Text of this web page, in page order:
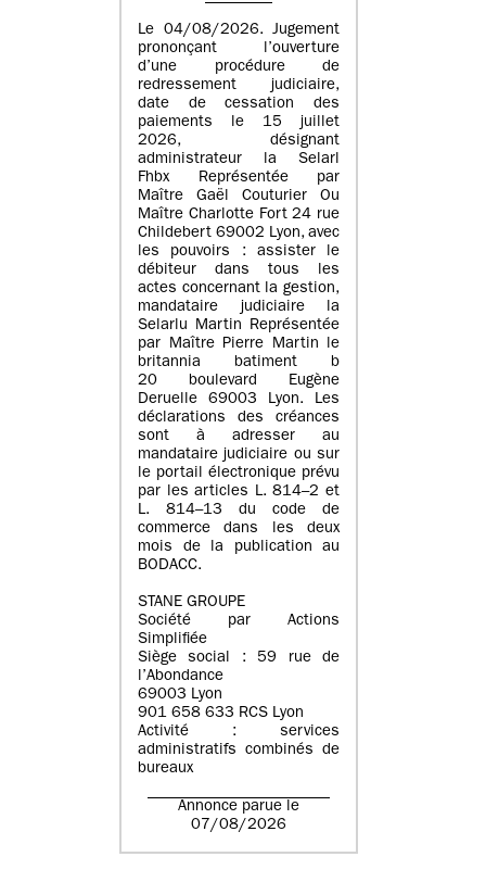
Le 04/08/2026. Jugement
prononçant l’ouverture
d’une procédure de
redressement judiciaire,
date de cessation des
paiements le 15 juillet
2026, désignant
administrateur la Selarl
Fhbx Représentée par
Maître Gaël Couturier Ou
Maître Charlotte Fort 24 rue
Childebert 69002 Lyon, avec
les pouvoirs : assister le
débiteur dans tous les
actes concernant la gestion,
mandataire judiciaire la
Selarlu Martin Représentée
par Maître Pierre Martin le
britannia batiment b
20 boulevard Eugène
Deruelle 69003 Lyon. Les
déclarations des créances
sont à adresser au
mandataire judiciaire ou sur
le portail électronique prévu
par les articles L. 814–2 et
L. 814–13 du code de
commerce dans les deux
mois de la publication au
BODACC.
STANE GROUPE
Société par Actions
Simplifiée
Siège social : 59 rue de
l’Abondance
69003 Lyon
901 658 633 RCS Lyon
Activité : services
administratifs combinés de
bureaux
Annonce parue le
07/08/2026